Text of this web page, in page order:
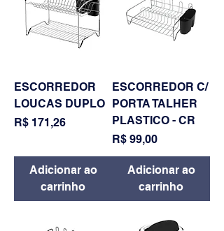
ESCORREDOR
LOUCAS DUPLO
Preço
R$ 171,26
Adicionar ao
carrinho
ESCORREDOR C/
PORTA TALHER
PLASTICO - CR
Preço
R$ 99,00
Adicionar ao
carrinho